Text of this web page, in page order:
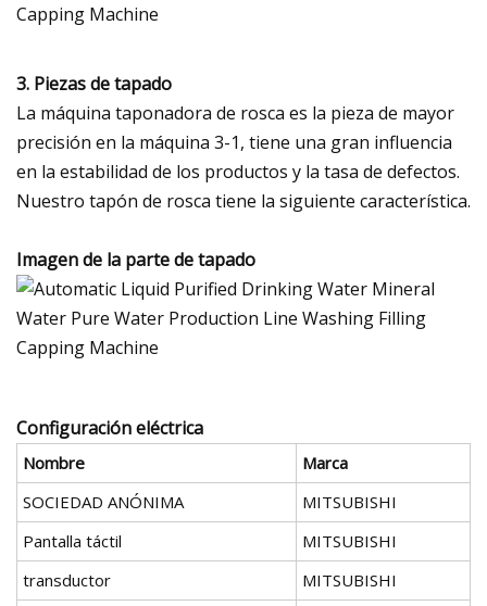
3. Piezas de tapado
La máquina taponadora de rosca es la pieza de mayor
precisión en la máquina 3-1, tiene una gran influencia
en la estabilidad de los productos y la tasa de defectos.
Nuestro tapón de rosca tiene la siguiente característica.
Imagen de la parte de tapado
Configuración eléctrica
Nombre
Marca
SOCIEDAD ANÓNIMA
MITSUBISHI
Pantalla táctil
MITSUBISHI
transductor
MITSUBISHI